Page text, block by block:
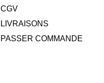
CGV
LIVRAISONS
PASSER COMMANDE